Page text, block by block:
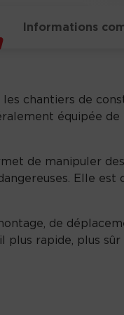
Informations
chantiers de
équipée
de manipuler
Elle
de
plus rapide, plus